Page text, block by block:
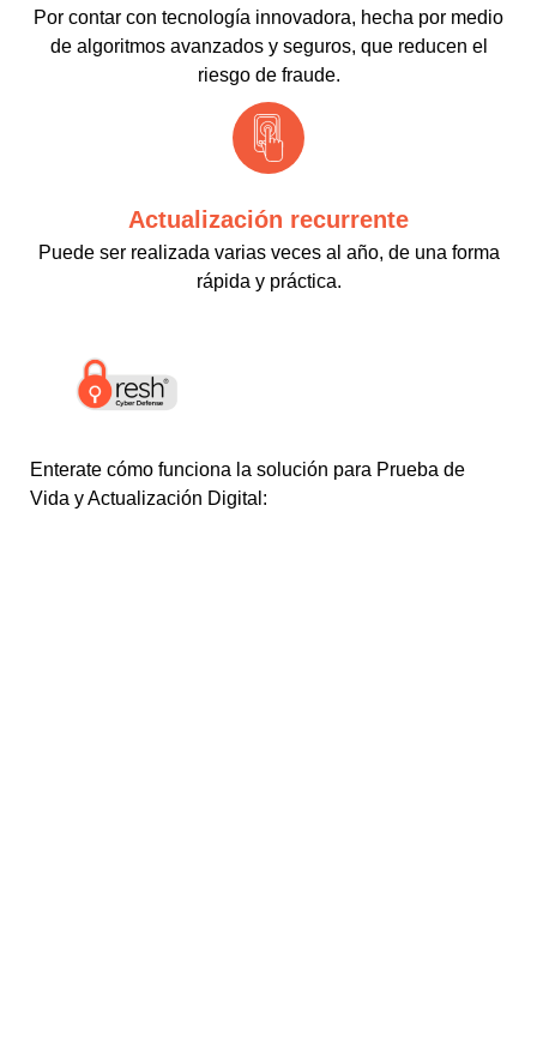
Por contar con tecnología innovadora, hecha por medio
de algoritmos avanzados y seguros, que reducen el
riesgo de fraude.
Actualización recurrente
Puede ser realizada varias veces al año, de una forma
rápida y práctica.
Enterate cómo funciona la solución para Prueba de
Vida y Actualización Digital: